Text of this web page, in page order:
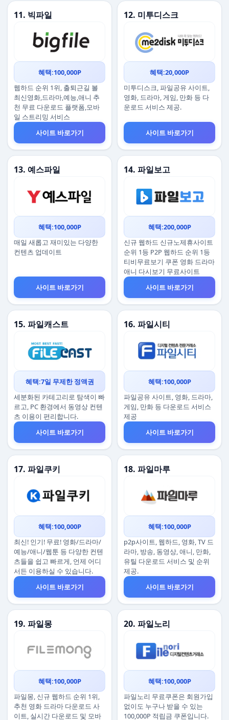
11. 빅파일
혜택:100,000P
웹하드 순위 1위, 출퇴근길 볼
최신영화,드라마,예능,애니 추
천 무료 다운로드 플랫폼,모바
일 스트리밍 서비스
사이트 바로가기
12. 미투디스크
혜택:20,000P
미투디스크, 파일공유 사이트,
영화, 드라마, 게임, 만화 등 다
운로드 서비스 제공.
사이트 바로가기
13. 예스파일
혜택:100,000P
매일 새롭고 재미있는 다양한
컨텐츠 업데이트
사이트 바로가기
14. 파일보고
혜택:200,000P
신규 웹하드 신규노제휴사이트
순위 1등 P2P 웹하드 순위 1등
티비무료보기 쿠폰 영화 드라마
애니 다시보기 무료사이트
사이트 바로가기
15. 파일캐스트
혜택:7일 무제한 정액권
세분화된 카테고리로 탐색이 빠
르고, PC 환경에서 동영상 컨텐
츠 이용이 편리합니다.
사이트 바로가기
16. 파일시티
혜택:100,000P
파일공유 사이트, 영화, 드라마,
게임, 만화 등 다운로드 서비스
제공
사이트 바로가기
17. 파일쿠키
혜택:100,000P
최신! 인기! 무료! 영화/드라마/
예능/애니/웹툰 등 다양한 컨텐
츠들을 쉽고 빠르게, 언제 어디
서든 이용하실 수 있습니다.
사이트 바로가기
18. 파일마루
혜택:100,000P
p2p사이트, 웹하드, 영화, TV 드
라마, 방송, 동영상, 애니, 만화,
유틸 다운로드 서비스 및 순위
제공.
사이트 바로가기
19. 파일몽
혜택:100,000P
파일몽, 신규 웹하드 순위 1위,
추천 영화 드라마 다운로드 사
이트, 실시간 다운로드 및 모바
20. 파일노리
혜택:100,000P
파일노리 무료쿠폰은 회원가입
없이도 누구나 받을 수 있는
100,000P 적립금 쿠폰입니다.